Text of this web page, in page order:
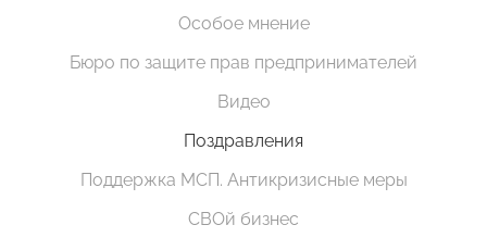
Особое мнение
Бюро по защите прав предпринимателей
Видео
Поздравления
Поддержка МСП. Антикризисные меры
СВОй бизнес